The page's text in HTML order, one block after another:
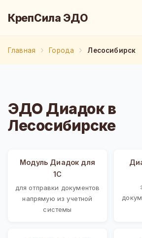
КрепСила ЭДО
Главная Города Лесосибирск
ЭДО Диадок в
Лесосибирске
Модуль Диадок для
1С
для отправки документов
напрямую из учетной
системы